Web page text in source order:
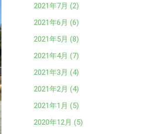
2021年7月 (2)
2021年6月 (6)
2021年5月 (8)
2021年4月 (7)
2021年3月 (4)
2021年2月 (4)
2021年1月 (5)
2020年12月 (5)